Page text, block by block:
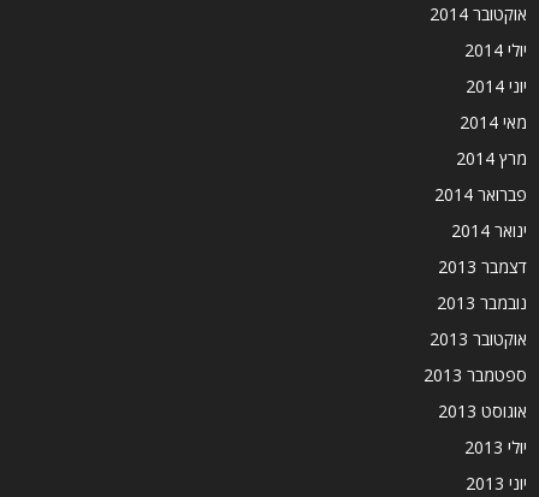
אוקטובר 2014
יולי 2014
יוני 2014
מאי 2014
מרץ 2014
פברואר 2014
ינואר 2014
דצמבר 2013
נובמבר 2013
אוקטובר 2013
ספטמבר 2013
אוגוסט 2013
יולי 2013
יוני 2013